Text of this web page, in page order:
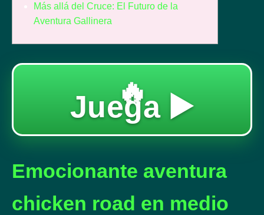
Más allá del Cruce: El Futuro de la
Aventura Gallinera
🔥
Juega ▶️
Emocionante aventura
chicken road en medio